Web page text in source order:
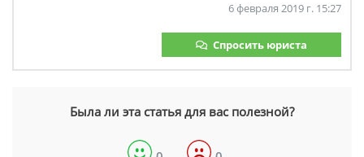
6 февраля 2019 г. 15:27
Спросить юриста
Была ли эта статья для вас полезной?